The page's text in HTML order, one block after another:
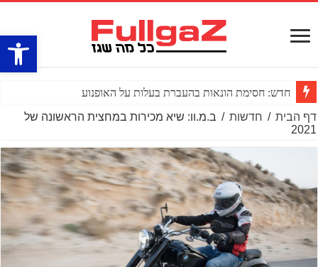
פתח
חדש: חסימת הונאות בהעברת בעלות על האופנוע
דף הבית / חדשות / ב.מ.וו: שיא מכירות במחצית הראשונה של
2021